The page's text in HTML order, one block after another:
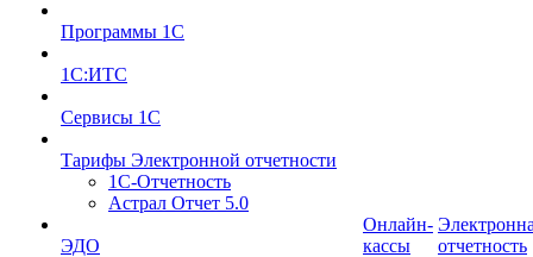
Программы 1С
1С:ИТС
Сервисы 1С
Тарифы Электронной отчетности
1С-Отчетность
Астрал Отчет 5.0
ЭДО
Онлайн-
кассы
отчетность